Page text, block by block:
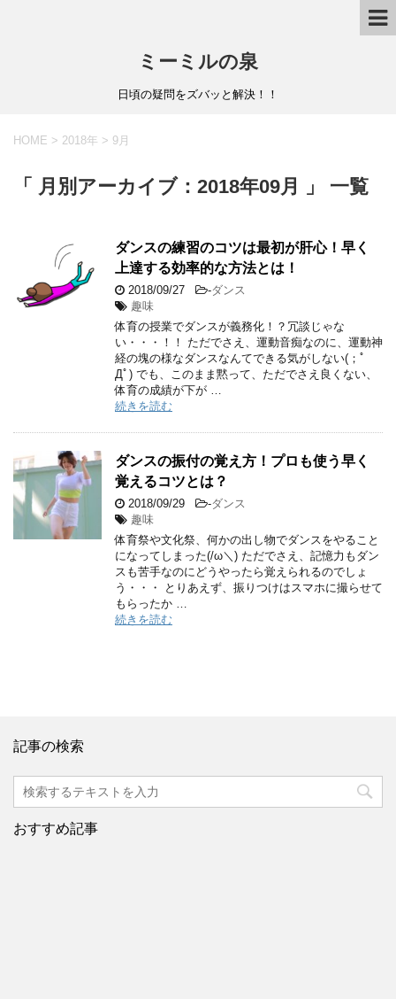
ミーミルの泉
日頃の疑問をズバッと解決！！
HOME > 2018年 > 9月
「 月別アーカイブ：2018年09月 」 一覧
ダンスの練習のコツは最初が肝心！早く
上達する効率的な方法とは！
2018/09/27 -ダンス
趣味
体育の授業でダンスが義務化！？冗談じゃな
い・・・！！ ただでさえ、運動音痴なのに、運動神
経の塊の様なダンスなんてできる気がしない(；ﾟ
Дﾟ) でも、このまま黙って、ただでさえ良くない、
体育の成績が下が …
続きを読む
ダンスの振付の覚え方！プロも使う早く
覚えるコツとは？
2018/09/29 -ダンス
趣味
体育祭や文化祭、何かの出し物でダンスをやること
になってしまった(/ω＼) ただでさえ、記憶力もダン
スも苦手なのにどうやったら覚えられるのでしょ
う・・・ とりあえず、振りつけはスマホに撮らせて
もらったか …
続きを読む
記事の検索
おすすめ記事